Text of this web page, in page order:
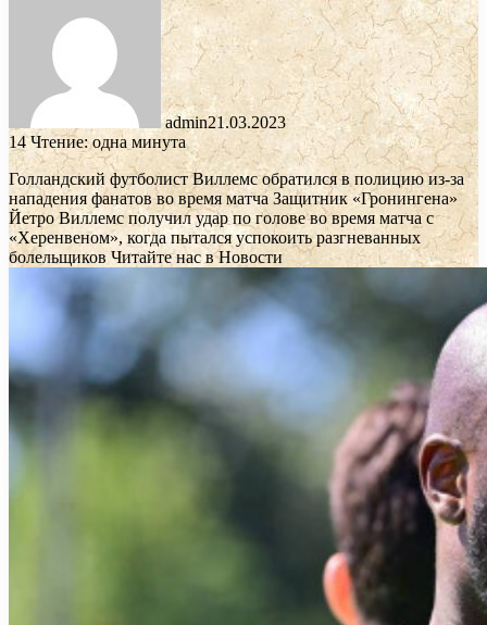
admin21.03.2023
14Чтение: одна минута
Голландский футболист Виллемс обратился в полицию из-за
нападения фанатов во время матча Защитник «Гронингена»
Йетро Виллемс получил удар по голове во время матча с
«Херенвеном», когда пытался успокоить разгневанных
болельщиков Читайте нас в Новости